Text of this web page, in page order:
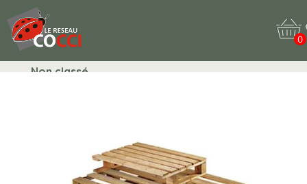
0
Non classé